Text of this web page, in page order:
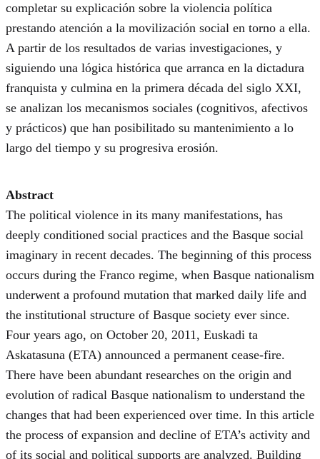
completar su explicación sobre la violencia política
prestando atención a la movilización social en torno a ella.
A partir de los resultados de varias investigaciones, y
siguiendo una lógica histórica que arranca en la dictadura
franquista y culmina en la primera década del siglo XXI,
se analizan los mecanismos sociales (cognitivos, afectivos
y prácticos) que han posibilitado su mantenimiento a lo
largo del tiempo y su progresiva erosión.
Abstract
The political violence in its many manifestations, has
deeply conditioned social practices and the Basque social
imaginary in recent decades. The beginning of this process
occurs during the Franco regime, when Basque nationalism
underwent a profound mutation that marked daily life and
the institutional structure of Basque society ever since.
Four years ago, on October 20, 2011, Euskadi ta
Askatasuna (ETA) announced a permanent cease-fire.
There have been abundant researches on the origin and
evolution of radical Basque nationalism to understand the
changes that had been experienced over time. In this article
the process of expansion and decline of ETA’s activity and
of its social and political supports are analyzed. Building